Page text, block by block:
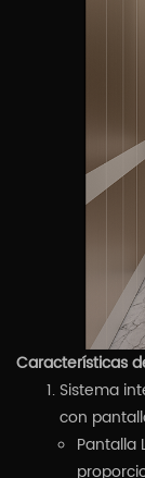
Características
Sistema
con
Pantalla